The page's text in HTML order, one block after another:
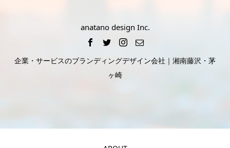
anatano design Inc.
企業・サービスのブランディングデザイン会社｜湘南藤沢・茅
ヶ崎